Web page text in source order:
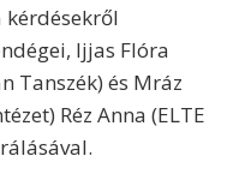
kérdésekről
Ijjas Flóra
Tanszék) és Mráz
Réz Anna (ELTE